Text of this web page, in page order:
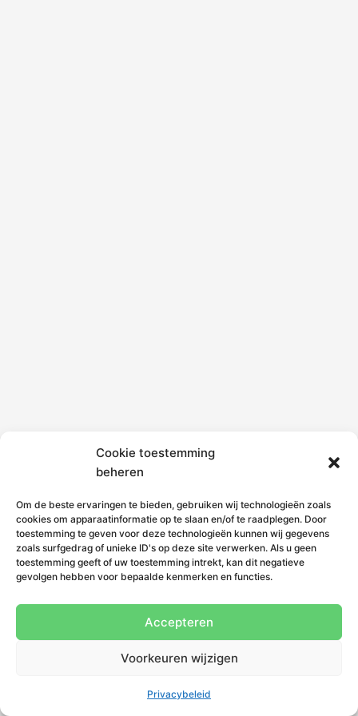
Cookie toestemming
beheren
Om de beste ervaringen te bieden, gebruiken wij technologieën zoals
cookies om apparaatinformatie op te slaan en/of te raadplegen. Door
toestemming te geven voor deze technologieën kunnen wij gegevens
zoals surfgedrag of unieke ID's op deze site verwerken. Als u geen
toestemming geeft of uw toestemming intrekt, kan dit negatieve
gevolgen hebben voor bepaalde kenmerken en functies.
Accepteren
Voorkeuren wijzigen
Privacybeleid